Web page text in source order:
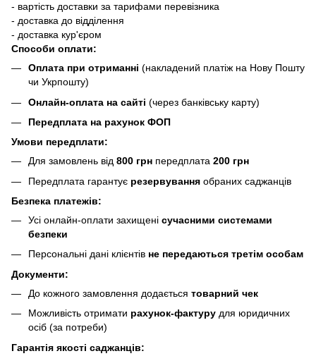
- вартість доставки за тарифами перевізника
- доставка до відділення
- доставка кур'єром
Способи оплати:
Оплата при отриманні (накладений платіж на Нову Пошту
чи Укрпошту)
Онлайн-оплата на сайті (через банківську карту)
Передплата на рахунок ФОП
Умови передплати:
Для замовлень від 800 грн передплата 200 грн
Передплата гарантує резервування обраних саджанців
Безпека платежів:
Усі онлайн-оплати захищені сучасними системами
безпеки
Персональні дані клієнтів не передаються третім особам
Документи:
До кожного замовлення додається товарний чек
Можливість отримати рахунок-фактуру для юридичних
осіб (за потреби)
Гарантія якості саджанців: